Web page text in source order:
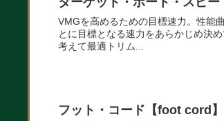
VMGを高めるための目標速力。性能
とに目標となる速力をあらかじめ決
考えて最適トリム...
フット・コード【foot cord】